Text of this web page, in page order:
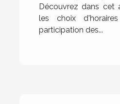
Découvrez dans cet
les choix
participation des...